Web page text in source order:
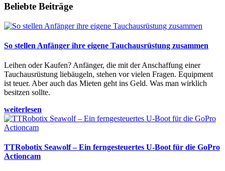
Beliebte Beiträge
So stellen Anfänger ihre eigene Tauchausrüstung zusammen
Leihen oder Kaufen? Anfänger, die mit der Anschaffung einer
Tauchausrüstung liebäugeln, stehen vor vielen Fragen. Equipment
ist teuer. Aber auch das Mieten geht ins Geld. Was man wirklich
besitzen sollte.
weiterlesen
TTRobotix Seawolf – Ein ferngesteuertes U-Boot für die GoPro
Actioncam